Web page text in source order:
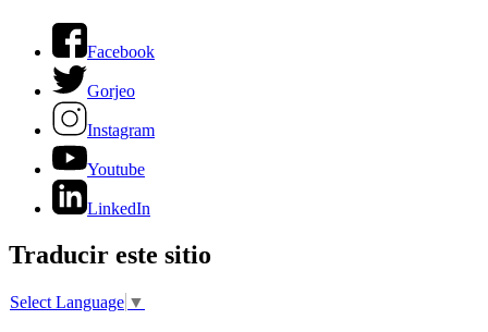
Facebook
Gorjeo
Instagram
Youtube
LinkedIn
Traducir este sitio
Select Language ▼